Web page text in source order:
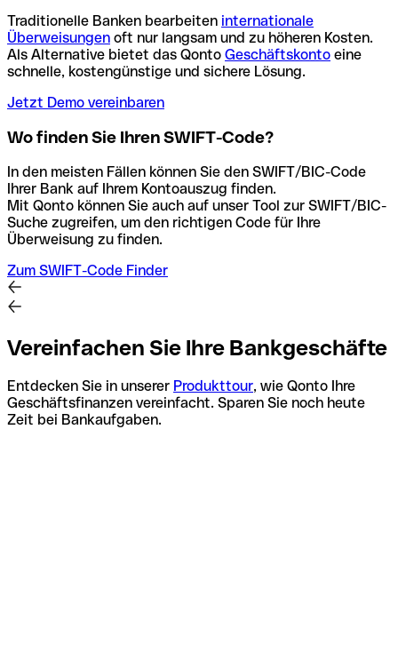
Traditionelle Banken bearbeiten internationale
Überweisungen oft nur langsam und zu höheren Kosten.
Als Alternative bietet das Qonto Geschäftskonto eine
schnelle, kostengünstige und sichere Lösung.
Jetzt Demo vereinbaren
Wo finden Sie Ihren SWIFT-Code?
In den meisten Fällen können Sie den SWIFT/BIC-Code
Ihrer Bank auf Ihrem Kontoauszug finden.
Mit Qonto können Sie auch auf unser Tool zur SWIFT/BIC-
Suche zugreifen, um den richtigen Code für Ihre
Überweisung zu finden.
Zum SWIFT-Code Finder
Vereinfachen Sie Ihre Bankgeschäfte
Entdecken Sie in unserer Produkttour, wie Qonto Ihre
Geschäftsfinanzen vereinfacht. Sparen Sie noch heute
Zeit bei Bankaufgaben.